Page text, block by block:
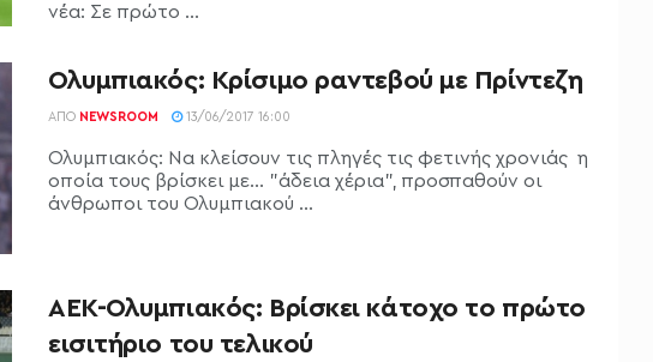
νέα: Σε πρώτο ...
Ολυμπιακός: Κρίσιμο ραντεβού με Πρίντεζη
ΑΠΌ NEWSROOM 13/06/2017 16:00
Ολυμπιακός: Να κλείσουν τις πληγές τις φετινής χρονιάς η
οποία τους βρίσκει με... "άδεια χέρια", προσπαθούν οι
άνθρωποι του Ολυμπιακού ...
ΑΕΚ-Ολυμπιακός: Βρίσκει κάτοχο το πρώτο
εισιτήριο του τελικού